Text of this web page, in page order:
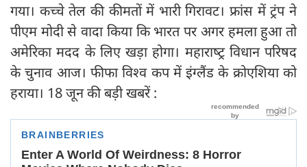
गया। कच्चे तेल की कीमतों में भारी गिरावट। फ्रांस में ट्रंप ने
पीएम मोदी से वादा किया कि भारत पर अगर हमला हुआ तो
अमेरिका मदद के लिए खड़ा होगा। महाराष्‍ट्र विधान परिषद
के चुनाव आज। फीफा विश्व कप में इंग्लैंड के क्रोएशिया को
हराया। 18 जून की बड़ी खबरें :